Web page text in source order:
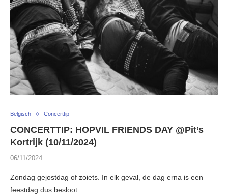
Belgisch Concerttip
CONCERTTIP: HOPVIL FRIENDS DAY @Pit’s
Kortrijk (10/11/2024)
06/11/2024
Zondag gejostdag of zoiets. In elk geval, de dag erna is een
feestdag dus besloot …